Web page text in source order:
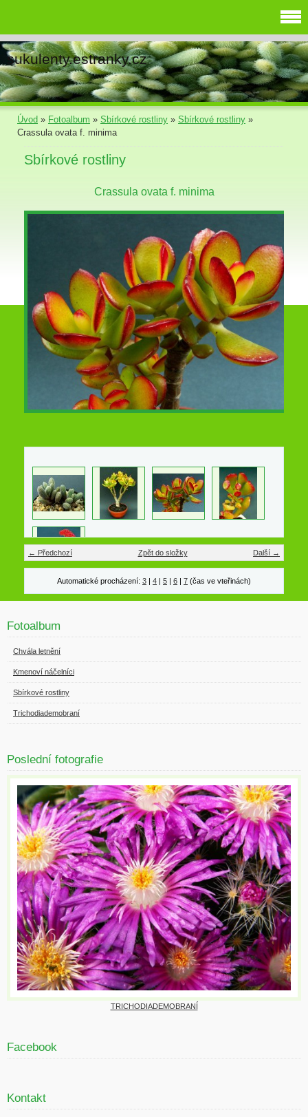
sukulenty.estranky.cz
Úvod » Fotoalbum » Sbírkové rostliny » Sbírkové rostliny »
Crassula ovata f. minima
Sbírkové rostliny
Crassula ovata f. minima
← Předchozí Další →
Zpět do složky
Automatické procházení: 3 | 4 | 5 | 6 | 7 (čas ve vteřinách)
Fotoalbum
Chvála letnění
Kmenoví náčelníci
Sbírkové rostliny
Trichodiademobraní
Poslední fotografie
TRICHODIADEMOBRANÍ
Facebook
Kontakt